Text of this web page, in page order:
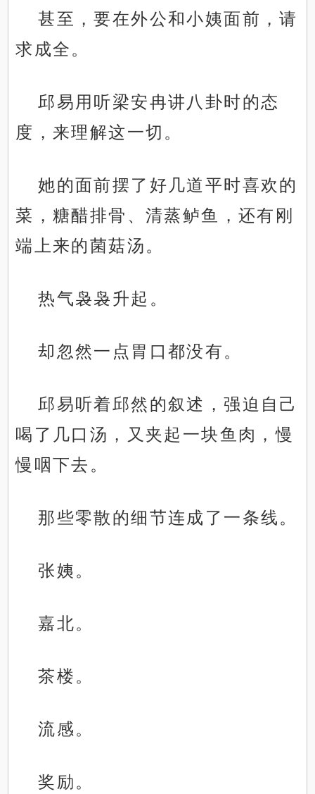
甚至，要在外公和小姨面前，请
求成全。
邱易用听梁安冉讲八卦时的态
度，来理解这一切。
她的面前摆了好几道平时喜欢的
菜，糖醋排骨、清蒸鲈鱼，还有刚
端上来的菌菇汤。
热气袅袅升起。
却忽然一点胃口都没有。
邱易听着邱然的叙述，强迫自己
喝了几口汤，又夹起一块鱼肉，慢
慢咽下去。
那些零散的细节连成了一条线。
张姨。
嘉北。
茶楼。
流感。
奖励。